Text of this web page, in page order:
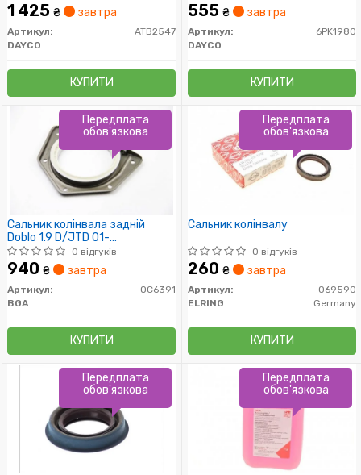
1 425 ₴ завтра
Артикул:
ATB2547
DAYCO
КУПИТИ
555 ₴ завтра
Артикул:
6PK1980
DAYCO
КУПИТИ
Сальник колінвала задній
Doblo 1.9 D/JTD 01-
(93x109/175x16)
0 відгуків
940 ₴ завтра
Артикул:
OC6391
BGA
КУПИТИ
Передплата
обов'язкова
Сальник колінвалу
0 відгуків
260 ₴ завтра
Артикул:
069590
ELRING
Germany
КУПИТИ
Передплата
обов'язкова
Передплата
обов'язкова
Передплата
обов'язкова